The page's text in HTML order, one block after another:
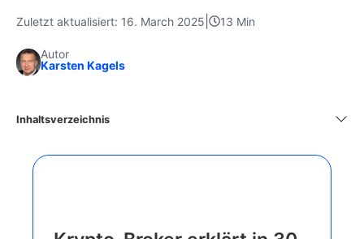
Zuletzt aktualisiert: 16. March 2025 13 Min
Autor
Karsten Kagels
Inhaltsverzeichnis